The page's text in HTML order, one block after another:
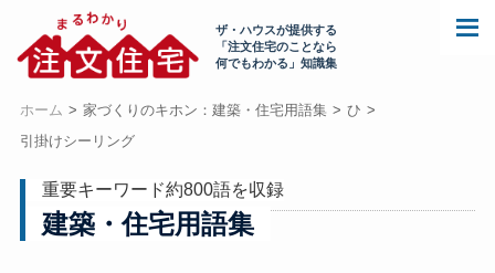
ザ・ハウスが提供する
「注文住宅のことなら
何でもわかる」知識集
ホーム 家づくりのキホン：建築・住宅用語集
ひ
引掛けシーリング
重要キーワード約800語を収録
建築・住宅用語集